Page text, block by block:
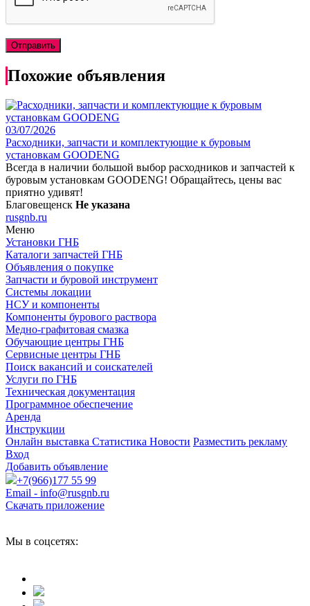
Похожие объявления
03/07/2026
Расходники, запчасти и комплектующие к буровым
установкам GOODENG
Всегда в наличии большой выбор расходников и запчастей к
буровым установкам GOODENG! Обращайтесь, цены вас
приятно удивят!
Благовещенск Не указана
rusgnb.ru
Меню
Установки ГНБ
Каталоги запчастей ГНБ
Объявления о покупке
Запчасти и буровой инструмент
Системы локации
НСУ и компоненты
Компоненты бурового раствора
Медно-графитовая смазка
Обучающие центры ГНБ
Сервисные центры ГНБ
Поиск вакансий и соискателей
Услуги по ГНБ
Техническая документация
Программное обеспечение
Аренда
Инструкции
Онлайн выставка Статистика Новости Разместить рекламу
Вход
Добавить объявление
+7(966)177 55 99
Email - info@rusgnb.ru
Скачать приложение
Мы в соцсетях: